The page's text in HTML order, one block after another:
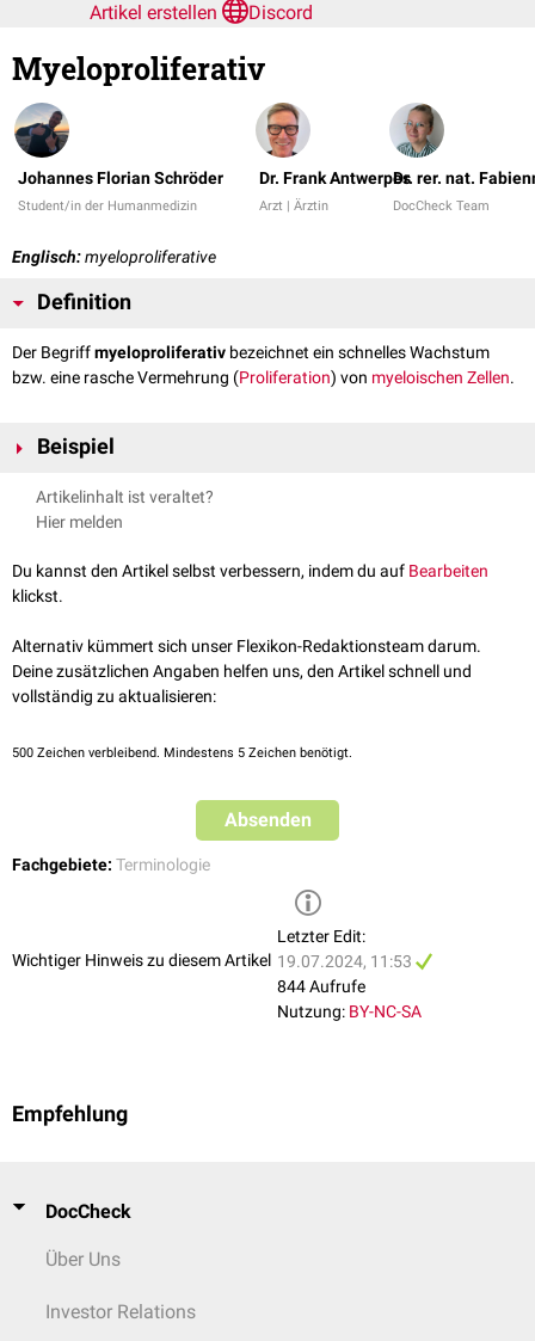
Artikel erstellen
Discord
Myeloproliferativ
Johannes Florian Schröder
Student/in der Humanmedizin
Dr. Frank Antwerpes
Arzt | Ärztin
Dr. rer. nat.
DocCheck Team
Englisch:myeloproliferative
Definition
Der Begriffmyeloproliferativ bezeichnet ein schnelles Wachstum
bzw. eine rasche Vermehrung (Proliferation) von myeloischen Zellen.
Beispiel
myeloproliferative Erkrankung
Artikelinhalt ist veraltet?
Hier melden
Du kannst den Artikel selbst verbessern, indem du auf Bearbeiten
klickst.
Alternativ kümmert sich unser Flexikon-Redaktionsteam darum.
Deine zusätzlichen Angaben helfen uns, den Artikel schnell und
vollständig zu aktualisieren:
500 Zeichen verbleibend. Mindestens 5 Zeichen benötigt.
Absenden
Fachgebiete: Terminologie
Wichtiger Hinweis zu diesem Artikel
Letzter Edit:
19.07.2024, 11:53
844 Aufrufe
Nutzung: BY-NC-SA
Empfehlung
DocCheck
Über Uns
Investor Relations